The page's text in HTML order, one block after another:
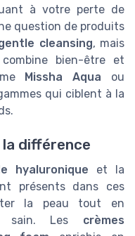
à votre perte de
question de produits
cleansing, mais
bien-être et
Missha Aqua ou
qui ciblent à la
différence
hyaluronique et la
présents dans ces
la peau tout en
sain. Les crèmes